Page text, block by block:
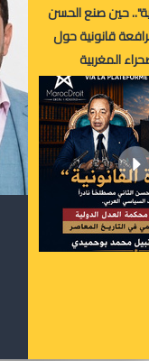
حين صنع الحسن
قانونية حول
المغربية